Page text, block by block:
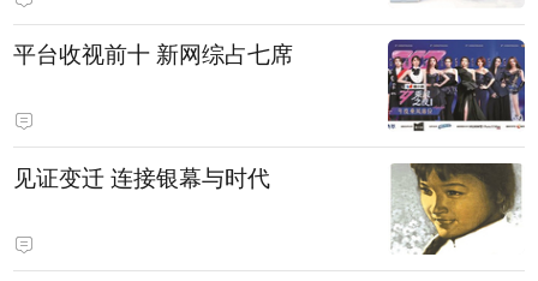
平台收视前十 新网综占七席
见证变迁 连接银幕与时代